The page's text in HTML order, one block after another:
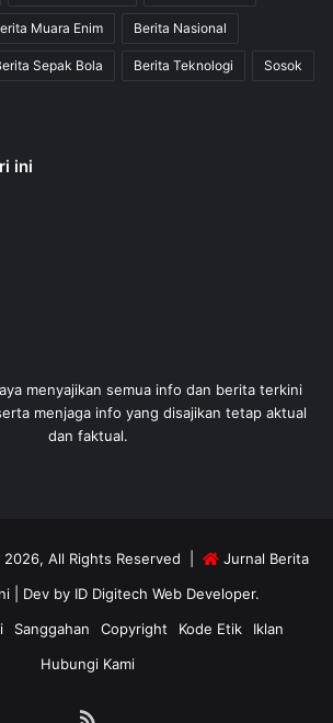
Muara Enim Berita Nasional
Sepak Bola Berita Teknologi Sosok
ini
menyajikan semua info dan berita terkini
menjaga info yang disajikan tetap aktual
dan faktual.
All Rights Reserved |
Jurnal Berita
| Dev by ID Digitech Web Developer.
Sanggahan Copyright Kode Etik
Iklan
Hubungi Kami
RSS